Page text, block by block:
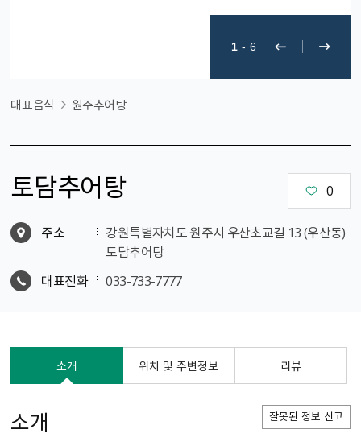
1 - 6
대표음식 원주추어탕
토담추어탕 0
주소
강원특별자치도 원주시 우산초교길 13 (우산동)
토담추어탕
대표전화
033-733-7777
소개 위치 및 주변정보 리뷰
소개 잘못된 정보 신고